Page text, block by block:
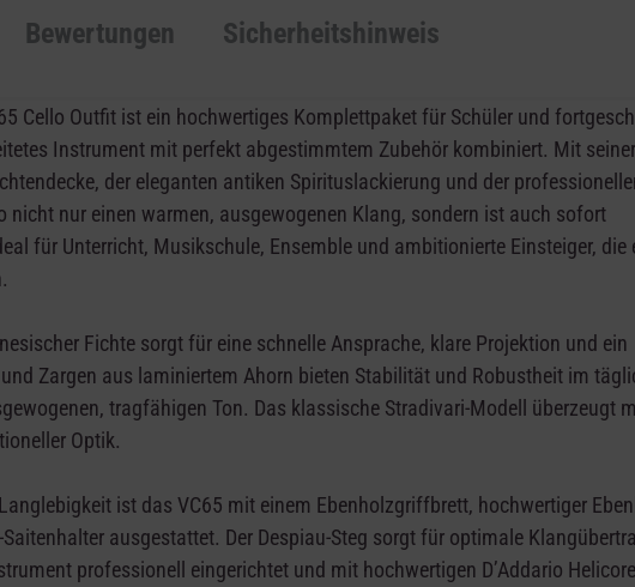
Bewertungen Sicherheitshinweis
Cello Outfit ist ein hochwertiges Komplettpaket für Schüler und
Instrument mit perfekt abgestimmtem Zubehör kombiniert. Mit seiner
der eleganten antiken Spirituslackierung und der
nicht nur einen warmen, ausgewogenen Klang, sondern ist auch sofort
für Unterricht, Musikschule, Ensemble und ambitionierte Einsteiger, die
Fichte sorgt für eine schnelle Ansprache, klare Projektion und ein
Zargen aus laminiertem Ahorn bieten Stabilität und Robustheit im
tragfähigen Ton. Das klassische Stradivari-Modell überzeugt
Optik.
ist das VC65 mit einem Ebenholzgriffbrett, hochwertiger
ausgestattet. Der Despiau-Steg sorgt für optimale
professionell eingerichtet und mit hochwertigen D’Addario